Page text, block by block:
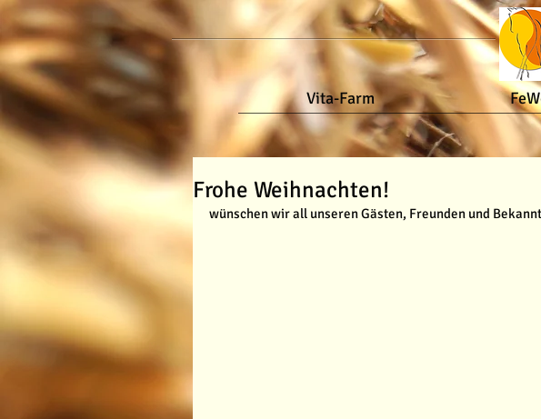
Vita-Farm
Frohe Weihnachten!
wünschen wir all unseren Gästen, Freunden und